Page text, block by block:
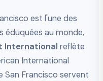
est l'une des
éduquées au monde,
International reflète
International
San Francisco servent